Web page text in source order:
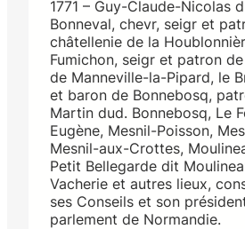
1771 – Guy-Claude-Nicolas
Bonneval, chevr, seigr et
châtellenie de la
Fumichon, seigr et patron
de Manneville-la-Pipard, le
et baron de Bonnebosq,
Martin dud. Bonnebosq, Le
Eugène, Mesnil-Poisson,
Mesnil-aux-Crottes,
Petit Bellegarde dit
Vacherie et autres lieux,
ses Conseils et son
parlement de Normandie.